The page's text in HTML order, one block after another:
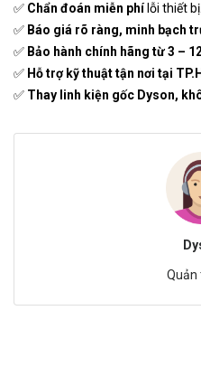
✅ Chẩn đoán miễn phílỗi thiết bị.
✅ Báo giá rõ ràng, minh bạch
✅ Bảo hành chính hãng từ 3 –
✅ Hỗ trợ kỹ thuật tận nơi tại
✅ Thay linh kiện gốc Dyson,
Quản